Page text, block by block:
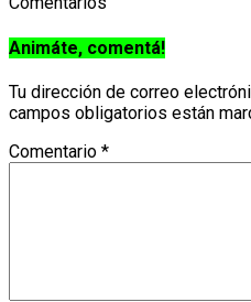
Animáte, comentá!
Tu dirección de correo
campos obligatorios están
Comentario *